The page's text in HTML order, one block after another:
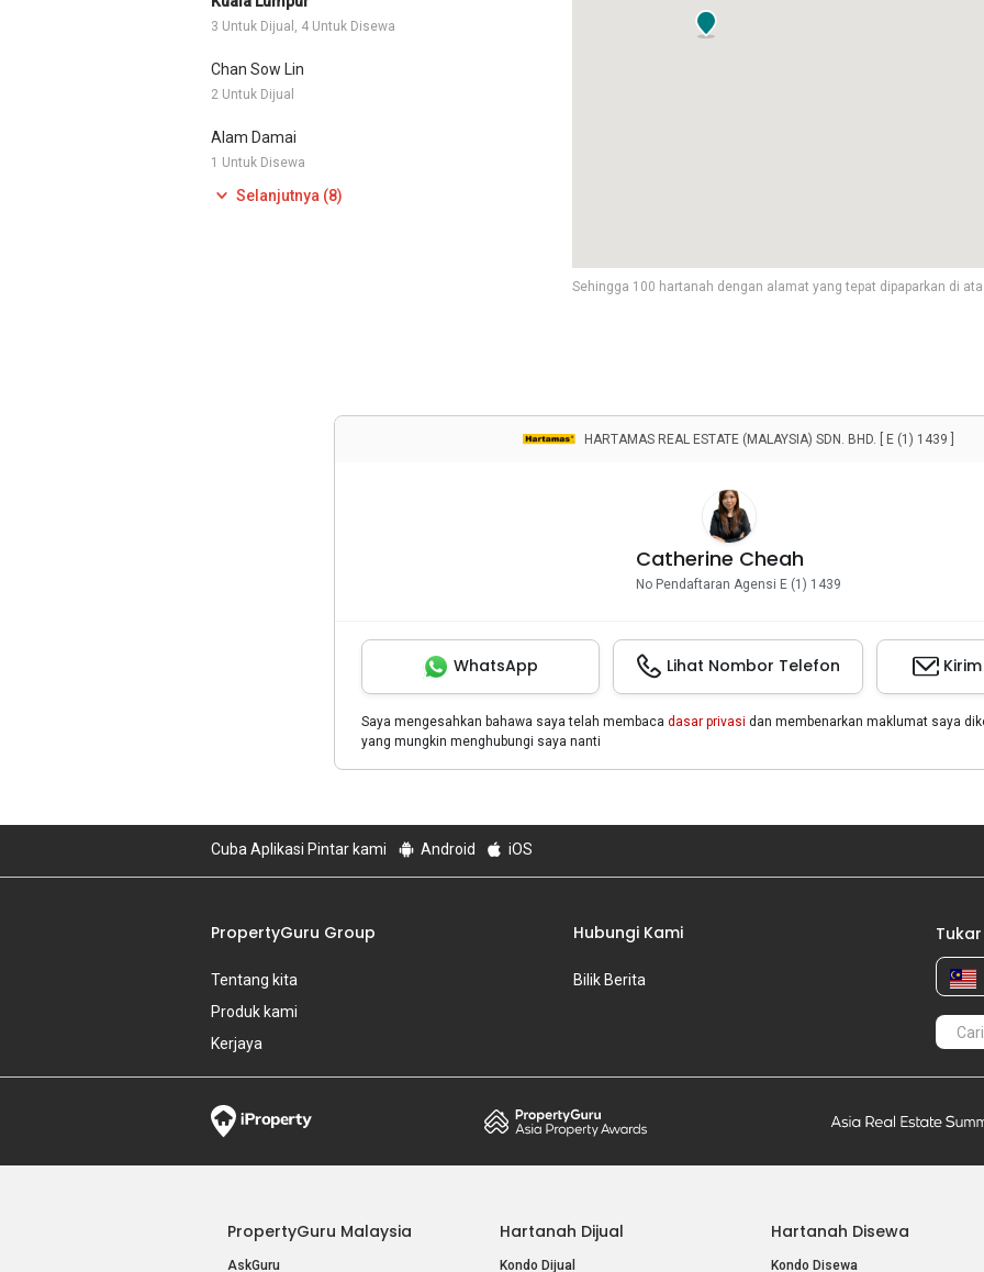
3 Untuk Dijual, 4 Untuk Disewa
Chan Sow Lin
2 Untuk Dijual
Alam Damai
1 Untuk Disewa
Selanjutnya (8)
Sehingga 100 hartanah dengan alamat yang tepat dipaparkan di
HARTAMAS REAL ESTATE (MALAYSIA) SDN. BHD. [ E (1) 1439 ]
Catherine Cheah
No Pendaftaran Agensi E (1) 1439
WhatsApp Lihat Nombor Telefon
Saya mengesahkan bahawa saya telah membaca dasar privasi dan membenarkan maklumat saya
yang mungkin menghubungi saya nanti
Cuba Aplikasi Pintar kami Android iOS
PropertyGuru Group
Tentang kita
Produk kami
Kerjaya
Hubungi Kami
Bilik Berita
PropertyGuru Malaysia
AskGuru
Hartanah Dijual
Kondo Dijual
Hartanah Disewa
Kondo Disewa